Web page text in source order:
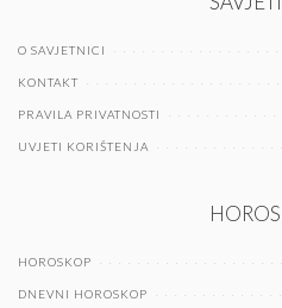
O SAVJETNICI
KONTAKT
PRAVILA PRIVATNOSTI
UVJETI KORIŠTENJA
HOROSKOP
DNEVNI HOROSKOP